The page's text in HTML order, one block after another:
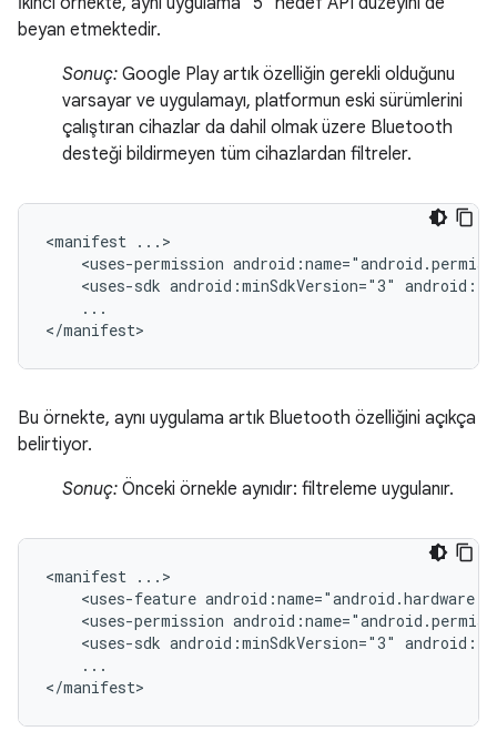
beyan etmektedir.
Sonuç: Google Play artık özelliğin gerekli olduğunu
varsayar ve uygulamayı, platformun eski sürümlerini
çalıştıran cihazlar da dahil olmak üzere Bluetooth
desteği bildirmeyen tüm cihazlardan filtreler.
<manifest
<uses-permission
<uses-sdk android:minSdkVersion="3"
...
</manifest>
Bu örnekte, aynı uygulama artık Bluetooth özelliğini açıkça
belirtiyor.
Sonuç: Önceki örnekle aynıdır: filtreleme uygulanır.
<manifest
<uses-feature
<uses-permission
<uses-sdk android:minSdkVersion="3"
...
</manifest>